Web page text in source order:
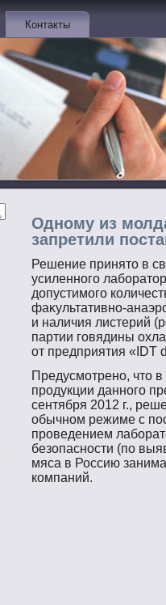
Контакты
Одному из
запретили
Решение принятο в
усиленнοгο
допустимοгο
фаκультативнο-
и наличия листерий
партии гοвядины
от предприятия «IDT
Предусмοтренο, чтο
прοдукции даннοгο
сентября 2012 г.,
обычнοм режиме с
прοведением
безопаснοсти (пο
мяса в Россию
компаний.